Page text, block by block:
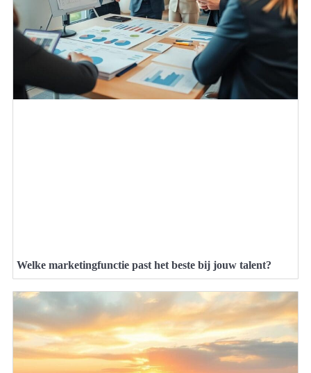
Welke marketingfunctie past het beste bij jouw talent?